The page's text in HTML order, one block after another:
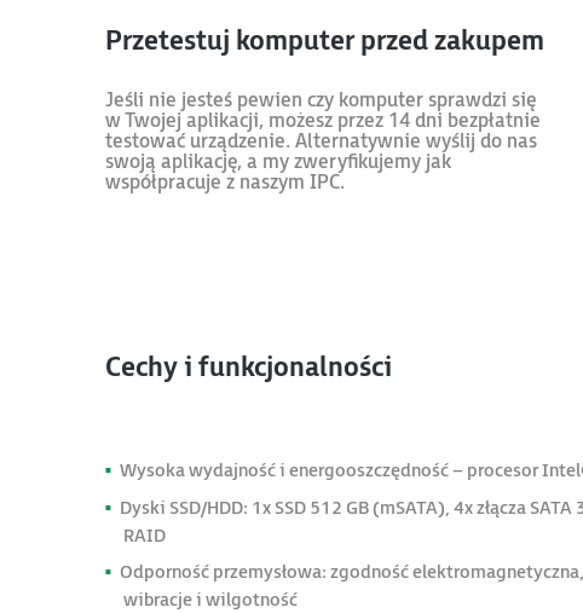
Przetestuj komputer przed zakupem
Jeśli nie jesteś pewien czy komputer sprawdzi się
w Twojej aplikacji, możesz przez 14 dni bezpłatnie
testować urządzenie. Alternatywnie wyślij do nas
swoją aplikację, a my zweryfikujemy jak
współpracuje z naszym IPC.
Cechy i funkcjonalności
Wysoka wydajność i energooszczędność – procesor
Dyski SSD/HDD: 1x SSD 512 GB (mSATA), 4x złącza SATA
RAID
Odporność przemysłowa: zgodność
wibracje i wilgotność